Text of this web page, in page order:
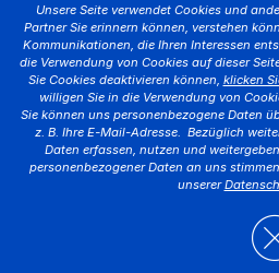
Unsere Seite verwendet Cookies und
Partner Sie erinnern können, verstehen
Kommunikationen, die Ihren Interessen
die Verwendung von Cookies auf dieser
Sie Cookies deaktivieren können, klicken
willigen Sie in die Verwendung von
Sie können uns personenbezogene Daten
z. B. Ihre E-Mail-Adresse. Bezüglich
Daten erfassen, nutzen und weitergeben,
personenbezogener Daten an uns
unserer